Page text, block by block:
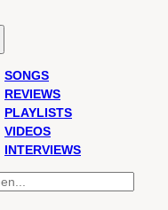
SONGS
REVIEWS
PLAYLISTS
VIDEOS
INTERVIEWS